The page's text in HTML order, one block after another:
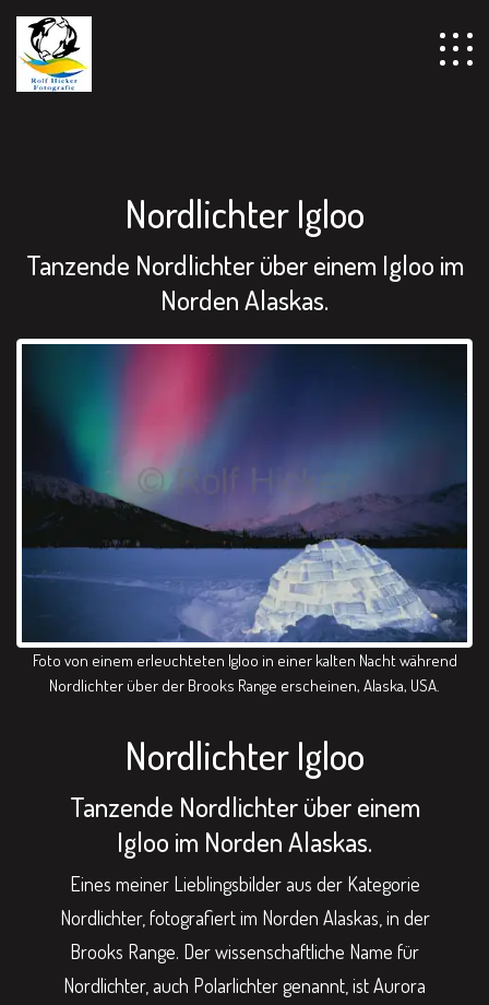
================================================== -->
Nordlichter Igloo
Tanzende Nordlichter über einem Igloo im
Norden Alaskas.
Foto von einem erleuchteten Igloo in einer kalten Nacht während
Nordlichter über der Brooks Range erscheinen, Alaska, USA.
Nordlichter Igloo
Tanzende Nordlichter über einem
Igloo im Norden Alaskas.
Eines meiner Lieblingsbilder aus der Kategorie
Nordlichter, fotografiert im Norden Alaskas, in der
Brooks Range. Der wissenschaftliche Name für
Nordlichter, auch Polarlichter genannt, ist Aurora